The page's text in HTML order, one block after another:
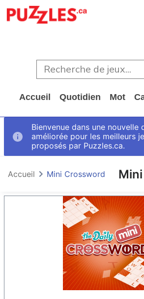
Accueil Quotidien Mot
Bienvenue dans une nouvelle
améliorée pour les meilleurs
proposés par Puzzles.ca.
Accueil Mini Crossword